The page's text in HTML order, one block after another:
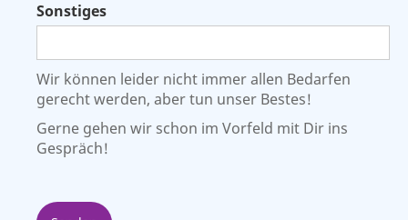
Sonstiges
Wir können leider nicht immer allen Bedarfen
gerecht werden, aber tun unser Bestes!
Gerne gehen wir schon im Vorfeld mit Dir ins
Gespräch!